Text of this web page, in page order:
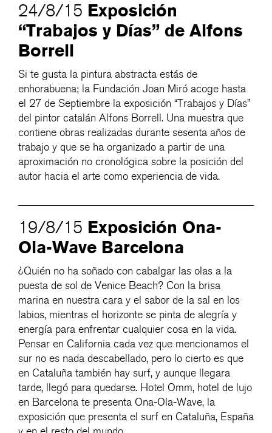
24/8/15 Exposición
“Trabajos y Días” de Alfons
Borrell
Si te gusta la pintura abstracta estás de
enhorabuena; la Fundación Joan Miró acoge hasta
el 27 de Septiembre la exposición “Trabajos y Días”
del pintor catalán Alfons Borrell. Una muestra que
contiene obras realizadas durante sesenta años de
trabajo y que se ha organizado a partir de una
aproximación no cronológica sobre la posición del
autor hacia el arte como experiencia de vida.
19/8/15 Exposición Ona-
Ola-Wave Barcelona
¿Quién no ha soñado con cabalgar las olas a la
puesta de sol de Venice Beach? Con la brisa
marina en nuestra cara y el sabor de la sal en los
labios, mientras el horizonte se pinta de alegría y
energía para enfrentar cualquier cosa en la vida.
Pensar en California cada vez que mencionamos el
sur no es nada descabellado, pero lo cierto es que
en Cataluña también hay surf, y aunque llegara
tarde, llegó para quedarse. Hotel Omm, hotel de lujo
en Barcelona te presenta Ona-Ola-Wave, la
exposición que presenta el surf en Cataluña, España